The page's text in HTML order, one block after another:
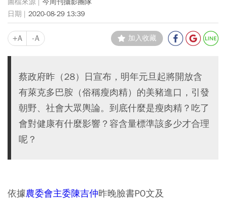
2020-08-29 13:39
+A -A 加入收藏
蔡政府昨（28）日宣布，明年元旦起將開放含
有萊克多巴胺（俗稱瘦肉精）的美豬進口，引發
朝野、社會大眾輿論。到底什麼是瘦肉精？吃了
會對健康有什麼影響？容含量標準該多少才合理
呢？
依據農委會主委陳吉仲昨晚臉書PO文及